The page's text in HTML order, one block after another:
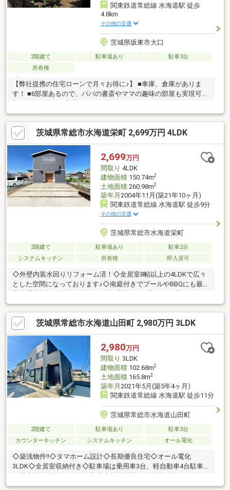
関東鉄道常総線 水海道駅 徒歩
4.8km
その他の交通
茨城県坂東市大口
2階建て 駐車場あり
駐車3台
所有権
【弊社提携の住宅ローンで月々お得に♪】 ■車庫、倉庫がありま
す！ ■6部屋あるので、パパの書斎やママの趣味の部屋も実現可
能！ ■サンルーム完備！
茨城県常総市水海道栄町 2,699万円 4LDK
2,699万円
間取り 4LDK
建物面積150.74m2
土地面積260.98m2
築年月 2004年11月(築21年10ヶ月)
関東鉄道常総線 水海道駅 徒歩9分
その他の交通
茨城県常総市水海道栄町
2階建て 駐車場あり
駐車2台
システムキッチン
所有権 即入居可
◇外壁内装水回りリフォーム済！◇全居室8帖以上の4LDKで広々
とした空間になっております♪◇南庭付きでプールやBBQにも最適
です◎
茨城県常総市水海道山田町 2,980万円 3LDK
2,980万円
間取り 3LDK
建物面積102.68m2
土地面積165.8m2
築年月 2021年5月(築5年4ヶ月)
関東鉄道常総線 水海道駅 徒歩11分
茨城県常総市水海道山田町
2階建て 駐車場あり
駐車3台
カウンターキッチン
システムキッチン オール電化
◇築浅物件!!◇タマホーム設計◇長期優良住宅◇オール電化
3LDK◇全居室収納付き◇駐車場は乗用車3台、軽自動車4台駐車
可能◇前面道路6ｍで楽々駐車◇見学希望や物件詳細等はお気軽
にお問い合わせください♪